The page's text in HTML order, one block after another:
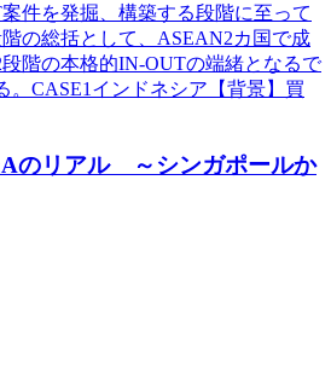
件を発掘、構築する段階に至って
の総括として、ASEAN2カ国で成
階の本格的IN-OUTの端緒となるで
。CASE1インドネシア【背景】買
のリアル ～シンガポールか